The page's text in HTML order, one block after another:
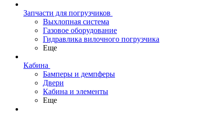
Запчасти для погрузчиков
Выхлопная система
Газовое оборудование
Гидравлика вилочного погрузчика
Еще
Кабина
Бамперы и демпферы
Двери
Кабина и элементы
Еще